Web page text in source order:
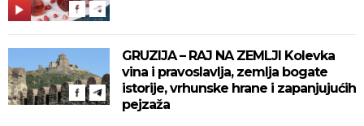
GRUZIJA – RAJ NA ZEMLJI Kolevka
vina i pravoslavlja, zemlja bogate
istorije, vrhunske hrane i zapanjujućih
pejzaža